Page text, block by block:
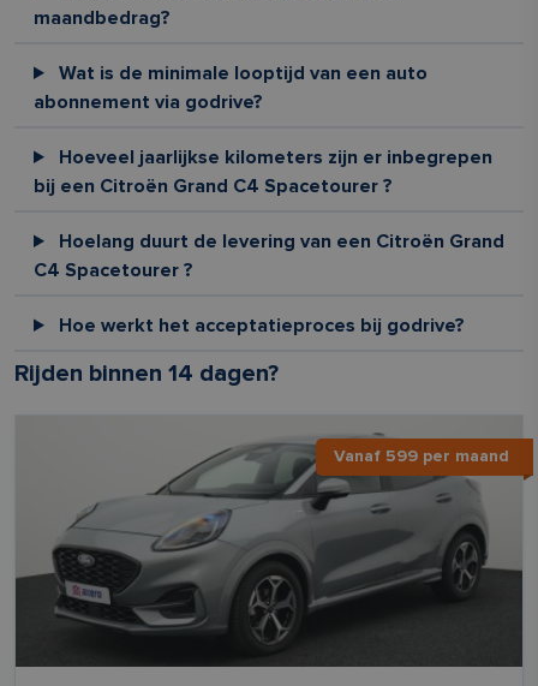
maandbedrag?
Wat is de minimale looptijd van een auto
abonnement via godrive?
Hoeveel jaarlijkse kilometers zijn er inbegrepen
bij een Citroën Grand C4 Spacetourer ?
Hoelang duurt de levering van een Citroën Grand
C4 Spacetourer ?
Hoe werkt het acceptatieproces bij godrive?
Rijden binnen 14 dagen?
Vanaf 599 per maand